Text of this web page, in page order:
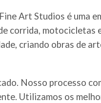
Art Studios é uma
corrida, motocicletas
criando obras de
Nosso processo
Utilizamos os